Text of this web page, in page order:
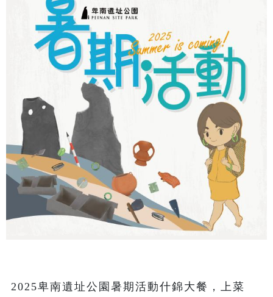
2025卑南遺址公園暑期活動什錦大餐，上菜